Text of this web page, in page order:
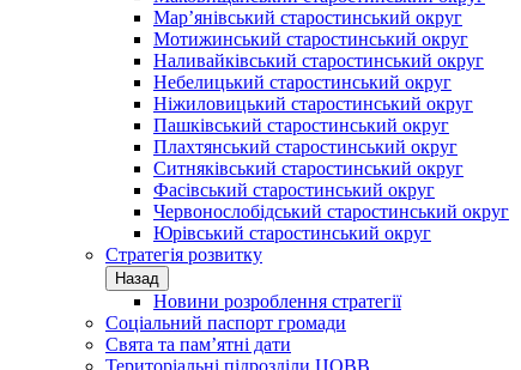
Мар’янівський старостинський округ
Мотижинський старостинський округ
Наливайківський старостинський округ
Небелицький старостинський округ
Ніжиловицький старостинський округ
Пашківський старостинський округ
Плахтянський старостинський округ
Ситняківський старостинський округ
Фасівський старостинський округ
Червонослобідський старостинський округ
Юрівський старостинський округ
Стратегія розвитку
Назад
Новини розроблення стратегії
Соціальний паспорт громади
Свята та пам’ятні дати
Територіальні підрозділи ЦОВВ